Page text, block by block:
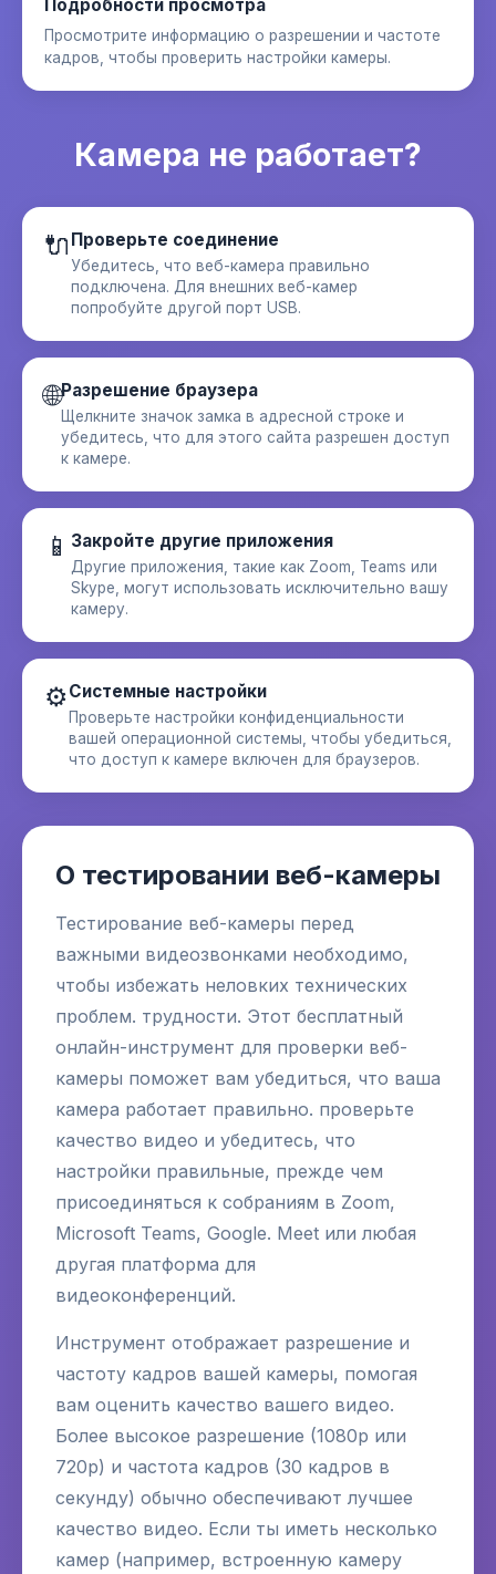
Подробности просмотра
Просмотрите информацию о разрешении и частоте
кадров, чтобы проверить настройки камеры.
Камера не работает?
🔌 Проверьте соединение
Убедитесь, что веб-камера правильно
подключена. Для внешних веб-камер
попробуйте другой порт USB.
🌐Разрешение браузера
Щелкните значок замка в адресной строке и
убедитесь, что для этого сайта разрешен доступ
к камере.
📱 Закройте другие приложения
Другие приложения, такие как Zoom, Teams или
Skype, могут использовать исключительно вашу
камеру.
⚙️Системные настройки
Проверьте настройки конфиденциальности
вашей операционной системы, чтобы убедиться,
что доступ к камере включен для браузеров.
О тестировании веб-камеры
Тестирование веб-камеры перед
важными видеозвонками необходимо,
чтобы избежать неловких технических
проблем. трудности. Этот бесплатный
онлайн-инструмент для проверки веб-
камеры поможет вам убедиться, что ваша
камера работает правильно. проверьте
качество видео и убедитесь, что
настройки правильные, прежде чем
присоединяться к собраниям в Zoom,
Microsoft Teams, Google. Meet или любая
другая платформа для
видеоконференций.
Инструмент отображает разрешение и
частоту кадров вашей камеры, помогая
вам оценить качество вашего видео.
Более высокое разрешение (1080p или
720p) и частота кадров (30 кадров в
секунду) обычно обеспечивают лучшее
качество видео. Если ты иметь несколько
камер (например, встроенную камеру